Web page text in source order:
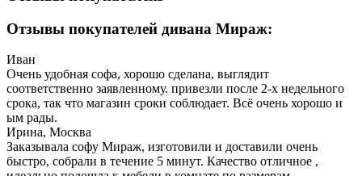
Отзывы покупателей дивана Мираж:
Иван
Очень удобная софа, хорошо сделана, выглядит
соответственно заявленному. привезли после 2-х недельного
срока, так что магазин сроки соблюдает. Всё очень хорошо и
ым рады.
Ирина, Москва
Заказывала софу Мираж, изготовили и доставили очень
быстро, собрали в течение 5 минут. Качество отличное ,